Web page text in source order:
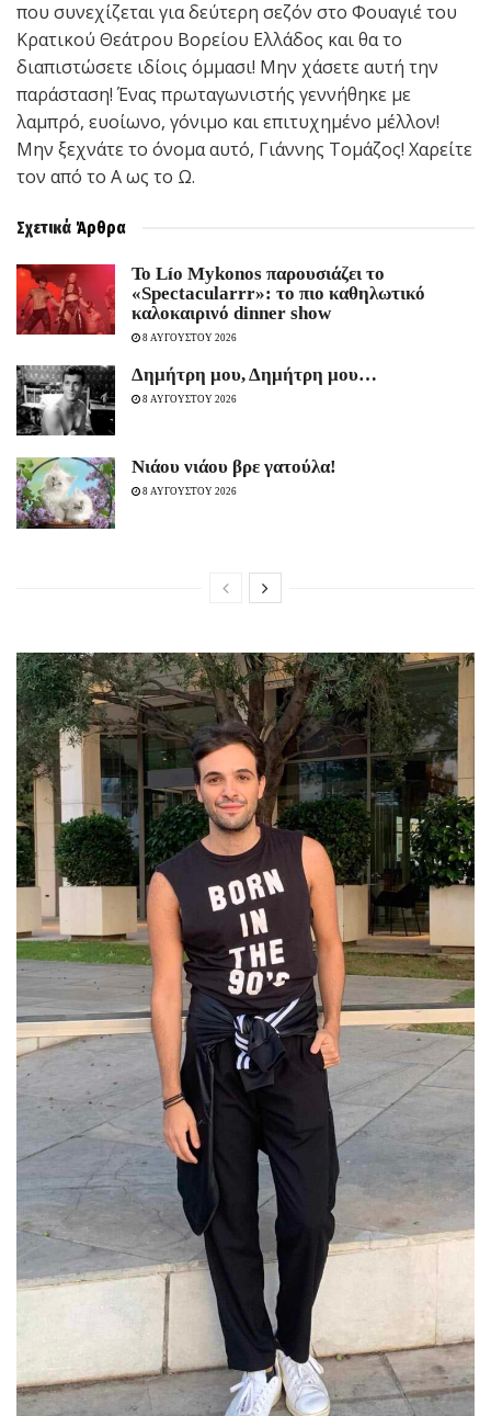
που συνεχίζεται για δεύτερη σεζόν στο Φουαγιέ του
Κρατικού Θεάτρου Βορείου Ελλάδος και θα το
διαπιστώσετε ιδίοις όμμασι! Μην χάσετε αυτή την
παράσταση! Ένας πρωταγωνιστής γεννήθηκε με
λαμπρό, ευοίωνο, γόνιμο και επιτυχημένο μέλλον!
Μην ξεχνάτε το όνομα αυτό, Γιάννης Τομάζος! Χαρείτε
τον από το Α ως το Ω.
Σχετικά Άρθρα
Το Lío Mykonos παρουσιάζει το
«Spectacularrr»: το πιο καθηλωτικό
καλοκαιρινό dinner show
8 ΑΥΓΟΥΣΤΟΥ 2026
Δημήτρη μου, Δημήτρη μου…
8 ΑΥΓΟΥΣΤΟΥ 2026
Νιάου νιάου βρε γατούλα!
8 ΑΥΓΟΥΣΤΟΥ 2026